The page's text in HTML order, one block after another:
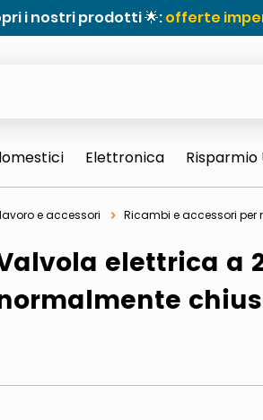
i nostri prodotti 🌟:offerte
rotondo sun
Elettronica Risparmio
e accessori Ricambi e accessori
elettrica a